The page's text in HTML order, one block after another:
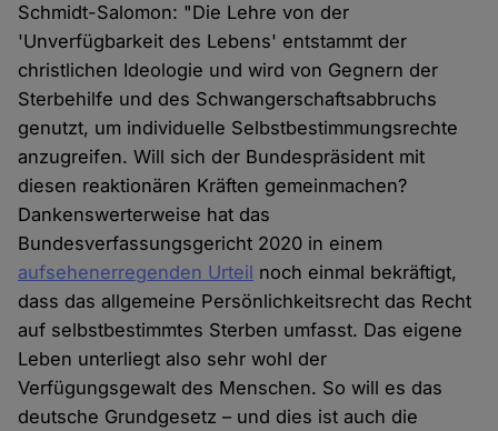
Schmidt-Salomon: "Die Lehre von der
'Unverfügbarkeit des Lebens' entstammt der
christlichen Ideologie und wird von Gegnern der
Sterbehilfe und des Schwangerschaftsabbruchs
genutzt, um individuelle Selbstbestimmungsrechte
anzugreifen. Will sich der Bundespräsident mit
diesen reaktionären Kräften gemeinmachen?
Dankenswerterweise hat das
Bundesverfassungsgericht 2020 in einem
aufsehenerregenden Urteil noch einmal bekräftigt,
dass das allgemeine Persönlichkeitsrecht das Recht
auf selbstbestimmtes Sterben umfasst. Das eigene
Leben unterliegt also sehr wohl der
Verfügungsgewalt des Menschen. So will es das
deutsche Grundgesetz – und dies ist auch die